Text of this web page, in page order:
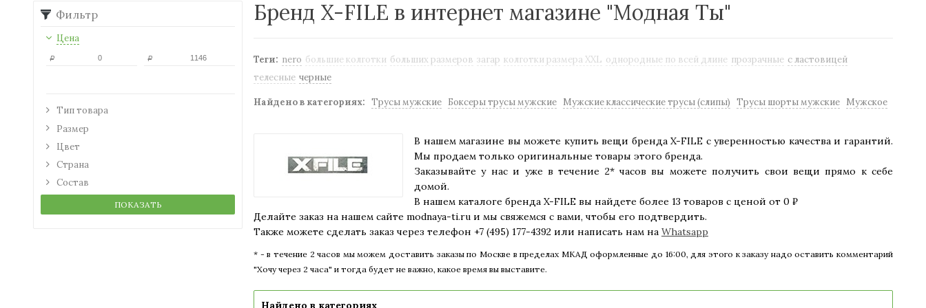
Фильтр
Цена
Р Р
Тип товара
Размер
Цвет
Страна
Состав
ПОКАЗАТЬ
Бренд X-FILE в интернет магазине "Модная Ты"
Теги: nero большие колготки больших размеров загар колготки размера XXL однородные по всей длине прозрачные с ластовицей
телесные черные
Найдено в категориях: Трусы мужские Боксеры трусы мужские Мужские классические трусы (слипы) Трусы шорты мужские Мужское
В нашем магазине вы можете купить вещи бренда X-FILE с уверенностью качества и гарантий.
Мы продаем только оригинальные товары этого бренда.
Заказывайте у нас и уже в течение 2* часов вы можете получить свои вещи прямо к себе
домой.
В нашем каталоге бренда X-FILE вы найдете более 13 товаров с ценой от 0 ₽
Делайте заказ на нашем сайте modnaya-ti.ru и мы свяжемся с вами, чтобы его подтвердить.
Также можете сделать заказ через телефон +7 (495) 177-4392 или написать нам на Whatsapp
* - в течение 2 часов мы можем доставить заказы по Москве в пределах МКАД оформленные до 16:00, для этого к заказу надо оставить комментарий
"Хочу через 2 часа" и тогда будет не важно, какое время вы выставите.
Найдено в категориях